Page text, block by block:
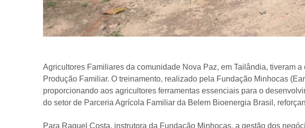
Agricultores Familiares da comunidade Nova Paz, em Tailândia, tiveram
Produção Familiar. O treinamento, realizado pela Fundação Minhocas
proporcionando aos agricultores ferramentas essenciais para o
do setor de Parceria Agrícola Familiar da Belem Bioenergia Brasil,
Para Raquel Costa, instrutora da Fundação Minhocas, a gestão dos